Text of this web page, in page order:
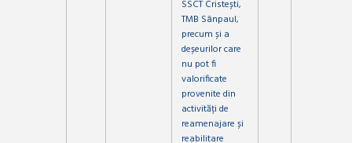
SSCT Cristești,
TMB Sânpaul,
precum și a
deșeurilor care
nu pot fi
valorificate
provenite din
activități de
reamenajare și
reabilitare